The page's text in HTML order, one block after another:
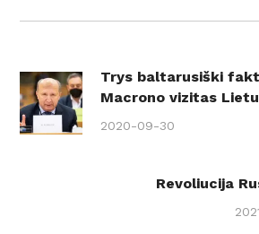
Trys baltarusiški
Macrono vizitas
2020-09-30
Revoliucija